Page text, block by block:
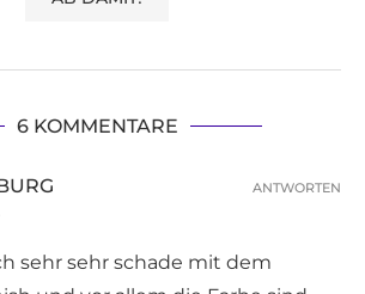
6 KOMMENTARE
sehr sehr schade mit dem
ANTWORTEN